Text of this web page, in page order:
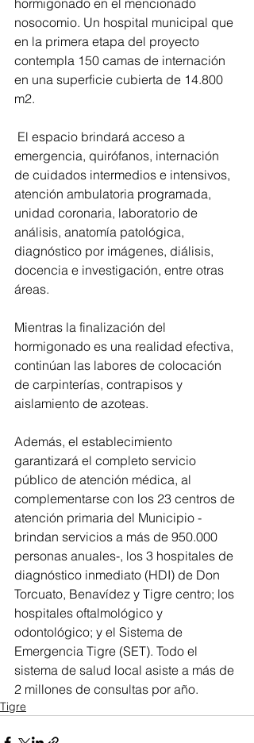
hormigonado en el mencionado
nosocomio. Un hospital municipal que
en la primera etapa del proyecto
contempla 150 camas de internación
en una superficie cubierta de 14.800
m2.
emergencia, quirófanos, internación
de cuidados intermedios e intensivos,
atención ambulatoria programada,
unidad coronaria, laboratorio de
análisis, anatomía patológica,
diagnóstico por imágenes, diálisis,
docencia e investigación, entre otras
áreas.
Mientras la finalización del
hormigonado es una realidad efectiva,
continúan las labores de colocación
de carpinterías, contrapisos y
aislamiento de azoteas.
Además, el establecimiento
garantizará el completo servicio
público de atención médica, al
complementarse con los 23 centros de
atención primaria del Municipio -
brindan servicios a más de 950.000
personas anuales-, los 3 hospitales de
diagnóstico inmediato (HDI) de Don
Torcuato, Benavídez y Tigre centro; los
hospitales oftalmológico y
odontológico; y el Sistema de
Emergencia Tigre (SET). Todo el
sistema de salud local asiste a más de
2 millones de consultas por año.
Tigre